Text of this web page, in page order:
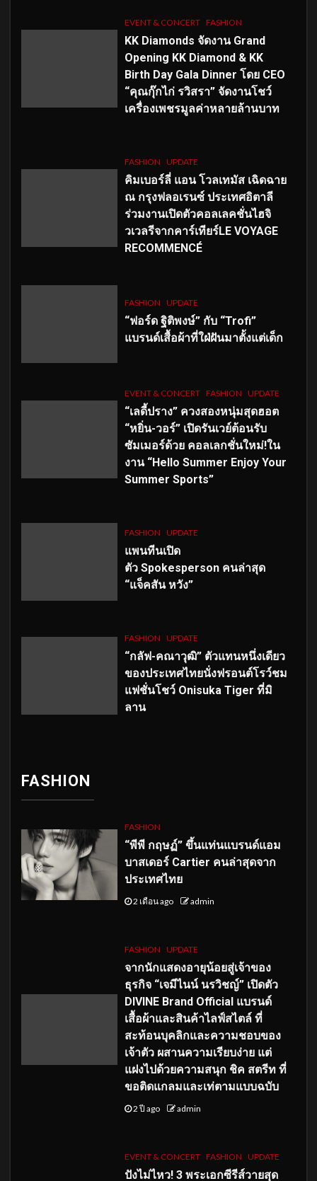
EVENT & CONCERT FASHION
KK Diamonds จัดงาน Grand
Opening KK Diamond & KK
Birth Day Gala Dinner โดย CEO
“คุณกุ๊กไก่ รวิสรา” จัดงานโชว์
เครื่องเพชรมูลค่าหลายล้านบาท
FASHION UPDATE
คิมเบอร์ลี่ แอน โวลเทมัส เฉิดฉาย
ณ กรุงฟลอเรนซ์ ประเทศอิตาลี
ร่วมงานเปิดตัวคอลเลคชั่นไฮจิ
วเวลรีจากคาร์เทียร์LE VOYAGE
RECOMMENCÉ
FASHION UPDATE
“ฟอร์ด ฐิติพงษ์” กับ “Trofi”
แบรนด์เสื้อผ้าที่ใฝ่ฝันมาตั้งแต่เด็ก
EVENT & CONCERT FASHION UPDATE
“เลดี้ปราง” ควงสองหนุ่มสุดฮอต
“หยิ่น-วอร์” เปิดรันเวย์ต้อนรับ
ซัมเมอร์ด้วย คอลเลกชั่นใหม่!ใน
งาน “Hello Summer Enjoy Your
Summer Sports”
FASHION UPDATE
แพนทีนเปิด
ตัว Spokesperson คนล่าสุด
“แจ็คสัน หวัง”
FASHION UPDATE
“กลัฟ-คณาวุฒิ” ตัวแทนหนึ่งเดียว
ของประเทศไทยนั่งฟรอนต์โรว์ชม
แฟชั่นโชว์ Onisuka Tiger ที่มิ
ลาน
FASHION
FASHION
“พีพี กฤษฏ์” ขึ้นแท่นแบรนด์แอม
บาสเดอร์ Cartier คนล่าสุดจาก
ประเทศไทย
2 เดือน ago admin
FASHION UPDATE
จากนักแสดงอายุน้อยสู่เจ้าของ
ธุรกิจ “เจมีไนน์ นรวิชญ์” เปิดตัว
DIVINE Brand Official แบรนด์
เสื้อผ้าและสินค้าไลฟ์สไตล์ ที่
สะท้อนบุคลิกและความชอบของ
เจ้าตัว ผสานความเรียบง่าย แต่
แฝงไปด้วยความสนุก ชิค สตรีท ที่
ขอติดแกลมและเท่ตามแบบฉบับ
2 ปี ago admin
EVENT & CONCERT FASHION UPDATE
ปังไม่ไหว! 3 พระเอกซีรีส์วายสุด